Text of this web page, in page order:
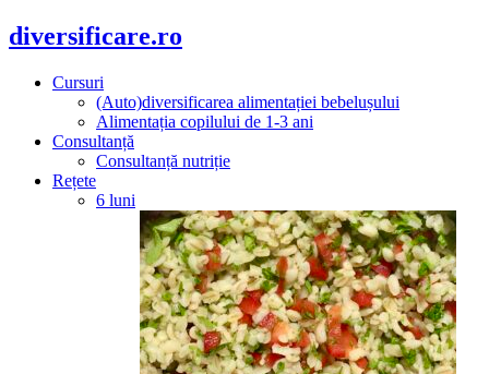
diversificare.ro
Cursuri
(Auto)diversificarea alimentației bebelușului
Alimentația copilului de 1-3 ani
Consultanță
Consultanță nutriție
Rețete
6 luni